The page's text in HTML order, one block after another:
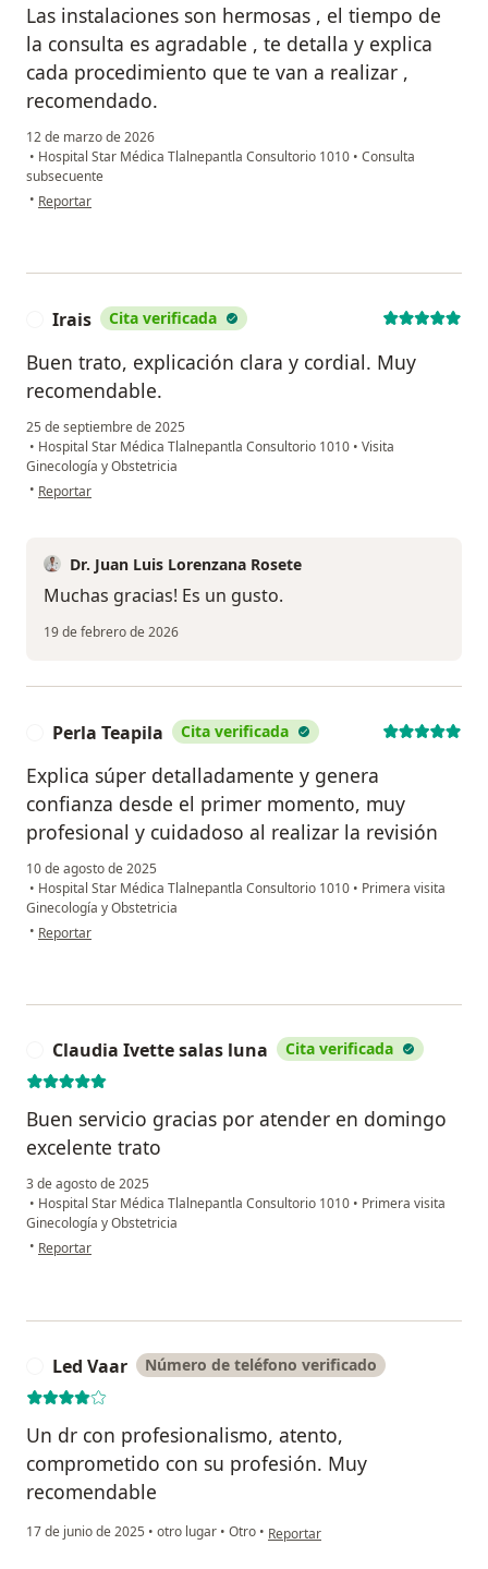
Las instalaciones son hermosas , el tiempo de
la consulta es agradable , te detalla y explica
cada procedimiento que te van a realizar ,
recomendado.
12 de marzo de 2026
• Hospital Star Médica Tlalnepantla Consultorio 1010 • Consulta
subsecuente
• en opinión del usuario Diana
Reportar
Irais Cita verificada
Buen trato, explicación clara y cordial. Muy
recomendable.
25 de septiembre de 2025
• Hospital Star Médica Tlalnepantla Consultorio 1010 • Visita
Ginecología y Obstetricia
• en opinión del usuario Irais
Reportar
Dr. Juan Luis Lorenzana Rosete
Muchas gracias! Es un gusto.
19 de febrero de 2026
Perla Teapila Cita verificada
Explica súper detalladamente y genera
confianza desde el primer momento, muy
profesional y cuidadoso al realizar la revisión
10 de agosto de 2025
• Hospital Star Médica Tlalnepantla Consultorio 1010 • Primera visita
Ginecología y Obstetricia
• en opinión del usuario Perla Teapila
Reportar
Claudia Ivette salas luna Cita verificada
Buen servicio gracias por atender en domingo
excelente trato
3 de agosto de 2025
• Hospital Star Médica Tlalnepantla Consultorio 1010 • Primera visita
Ginecología y Obstetricia
• en opinión del usuario Claudia Ivette salas luna
Reportar
Led Vaar Número de teléfono verificado
Un dr con profesionalismo, atento,
comprometido con su profesión. Muy
recomendable
17 de junio de 2025 • otro lugar • Otro • en opinión del usuario Led Vaar
Reportar